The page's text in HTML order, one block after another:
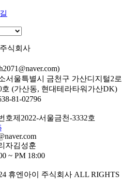
식회사
서울특별시 금천구 가산디지털2로
호 (가산동, 현대테라타워가산DK)
81-02796
호제2022-서울금천-3332호
자김성훈
~ PM 18:00
휴엔아이 주식회사 ALL RIGHTS